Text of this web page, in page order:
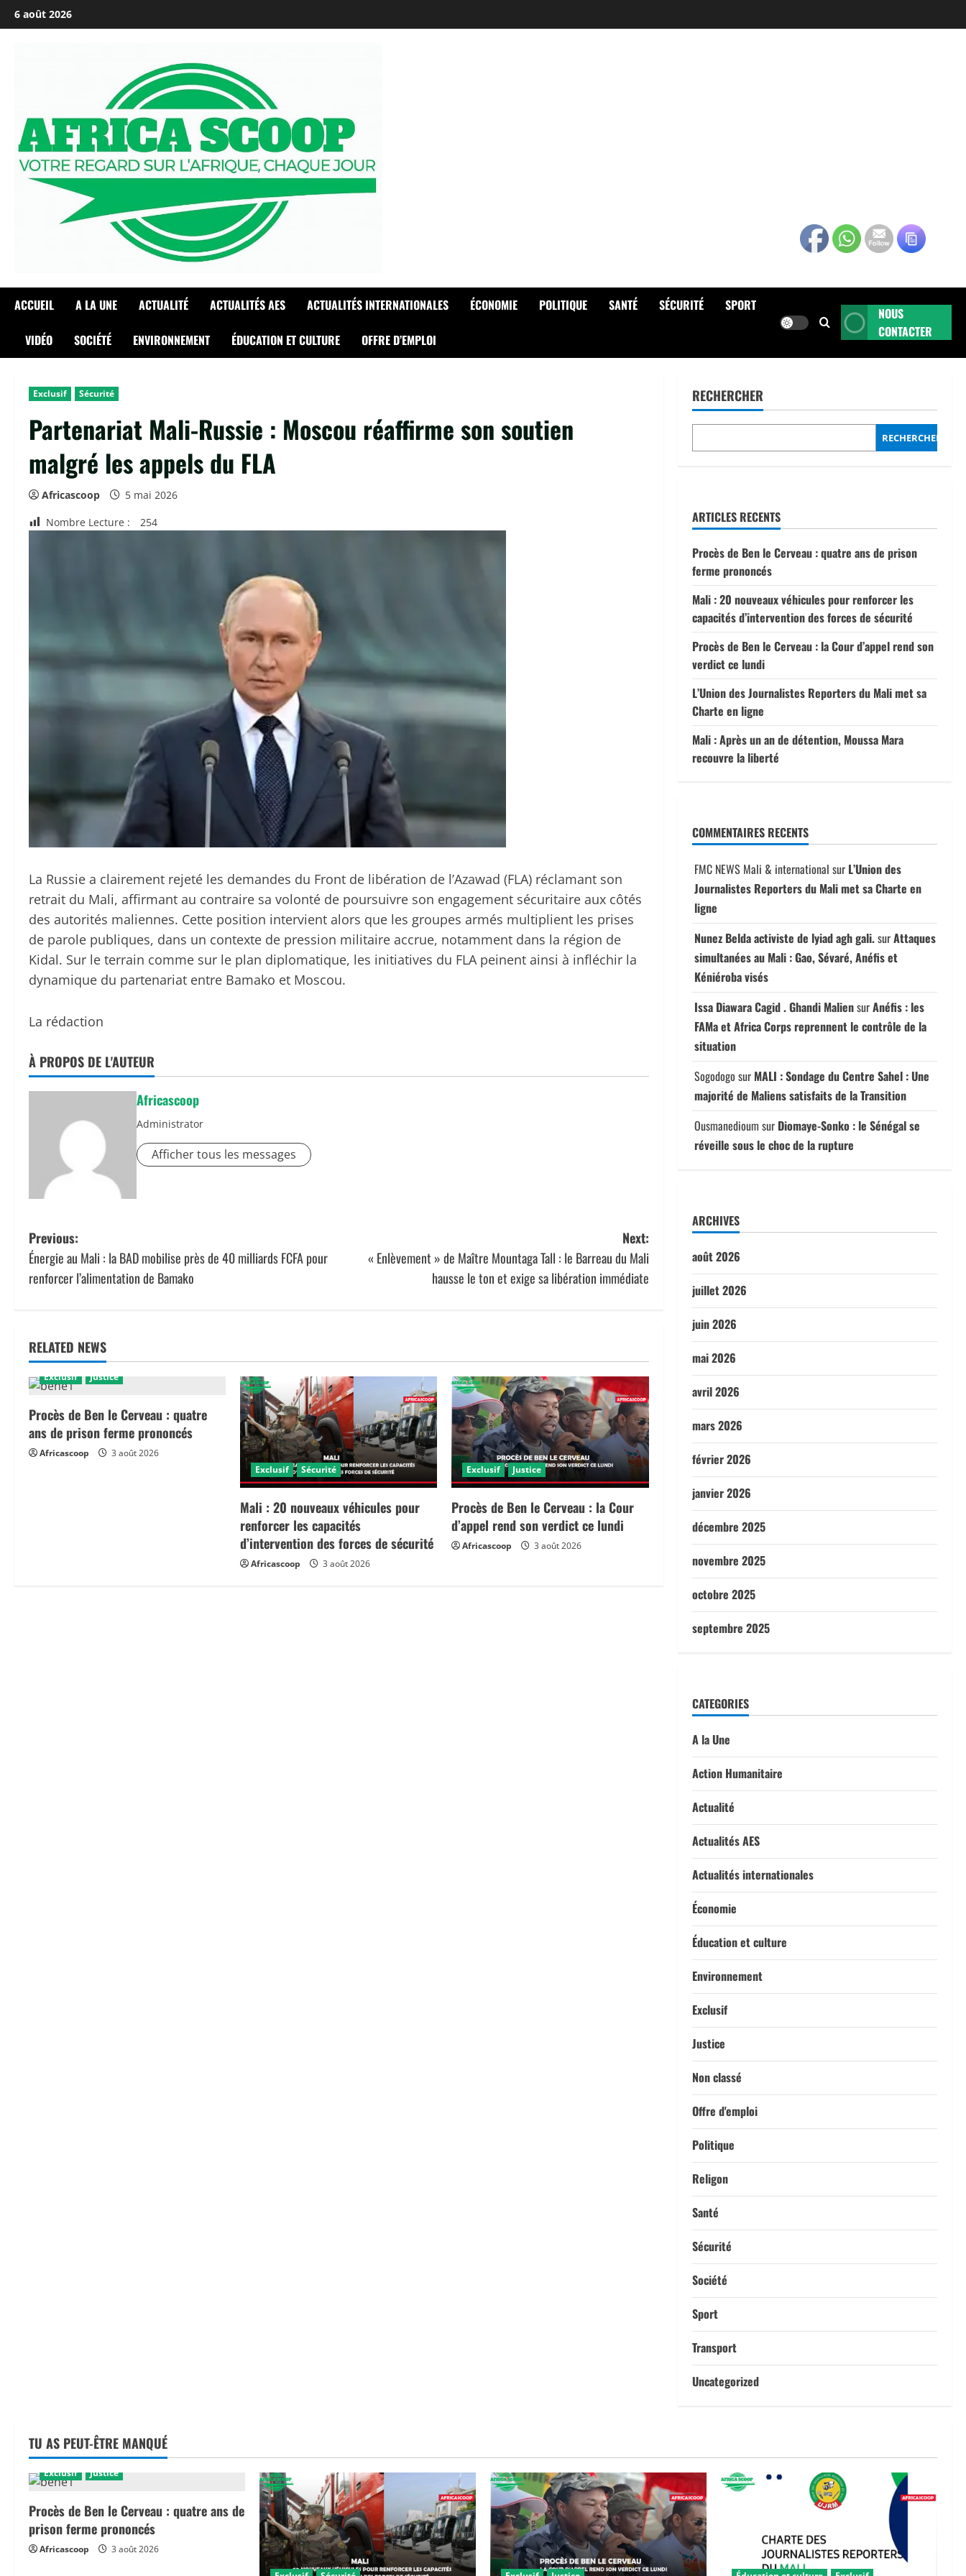
Passer
au
6 août 2026
ACCUEIL A LA UNE ACTUALITÉ ACTUALITÉS AES ACTUALITÉS INTERNATIONALES ÉCONOMIE POLITIQUE SANTÉ SÉCURITÉ SPORT
VIDÉO SOCIÉTÉ ENVIRONNEMENT ÉDUCATION ET CULTURE OFFRE D’EMPLOI
NOUS
CONTACTER
Exclusif Sécurité
Partenariat Mali-Russie : Moscou réaffirme son soutien
malgré les appels du FLA
Africascoop
5 mai 2026
Nombre Lecture :
254
La Russie a clairement rejeté les demandes du Front de libération de l’Azawad (FLA) réclamant son
retrait du Mali, affirmant au contraire sa volonté de poursuivre son engagement sécuritaire aux côtés
des autorités maliennes. Cette position intervient alors que les groupes armés multiplient les prises
de parole publiques, dans un contexte de pression militaire accrue, notamment dans la région de
Kidal. Sur le terrain comme sur le plan diplomatique, les initiatives du FLA peinent ainsi à infléchir la
dynamique du partenariat entre Bamako et Moscou.
La rédaction
À PROPOS DE L'AUTEUR
Africascoop
Administrator
Afficher tous les messages
P
o
n
a
v
i
Previous:
Énergie au Mali : la BAD mobilise près de 40 milliards FCFA pour
renforcer l’alimentation de Bamako
Next:
« Enlèvement » de Maître Mountaga Tall : le Barreau du Mali
hausse le ton et exige sa libération immédiate
RELATED NEWS
Exclusif Justice
Procès de Ben le Cerveau : quatre
ans de prison ferme prononcés
Africascoop
3 août 2026
Exclusif
Sécurité
Mali : 20 nouveaux véhicules pour
renforcer les capacités
d’intervention des forces de sécurité
Africascoop 3 août 2026
Exclusif Justice
Procès de Ben le Cerveau : la Cour
d’appel rend son verdict ce lundi
Africascoop 3 août 2026
RECHERCHER
RECHERCHER
ARTICLES RECENTS
Procès de Ben le Cerveau : quatre ans de prison
ferme prononcés
Mali : 20 nouveaux véhicules pour renforcer les
capacités d’intervention des forces de sécurité
Procès de Ben le Cerveau : la Cour d’appel rend son
verdict ce lundi
L’Union des Journalistes Reporters du Mali met sa
Charte en ligne
Mali : Après un an de détention, Moussa Mara
recouvre la liberté
COMMENTAIRES RECENTS
FMC NEWS Mali & international sur L’Union des
Journalistes Reporters du Mali met sa Charte en
ligne
Nunez Belda activiste de lyiad agh gali.surAttaques
simultanées au Mali : Gao, Sévaré, Anéfis et
Kéniéroba visés
Issa Diawara Cagid . Ghandi MaliensurAnéfis : les
FAMa et Africa Corps reprennent le contrôle de la
situation
Sogodogo sur MALI : Sondage du Centre Sahel : Une
majorité de Maliens satisfaits de la Transition
Ousmanedioum sur Diomaye-Sonko : le Sénégal se
réveille sous le choc de la rupture
ARCHIVES
août 2026
juillet 2026
juin 2026
mai 2026
avril 2026
mars 2026
février 2026
janvier 2026
décembre 2025
novembre 2025
octobre 2025
septembre 2025
CATEGORIES
A la Une
Action Humanitaire
Actualité
Actualités AES
Actualités internationales
Économie
Éducation et culture
Environnement
Exclusif
Justice
Non classé
Offre d'emploi
Politique
Religon
Santé
Sécurité
Société
Sport
Transport
Uncategorized
TU AS PEUT-ÊTRE MANQUÉ
Exclusif Justice
Procès de Ben le Cerveau : quatre ans de
prison ferme prononcés
Africascoop 3 août 2026